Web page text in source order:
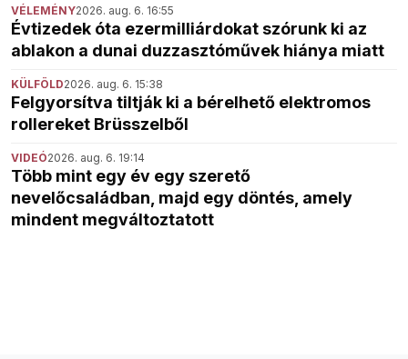
VÉLEMÉNY2026. aug. 6. 16:55
Évtizedek óta ezermilliárdokat szórunk ki az
ablakon a dunai duzzasztóművek hiánya miatt
KÜLFÖLD2026. aug. 6. 15:38
Felgyorsítva tiltják ki a bérelhető elektromos
rollereket Brüsszelből
VIDEÓ2026. aug. 6. 19:14
Több mint egy év egy szerető
nevelőcsaládban, majd egy döntés, amely
mindent megváltoztatott